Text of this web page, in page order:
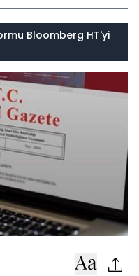
Bloomberg HT'yi